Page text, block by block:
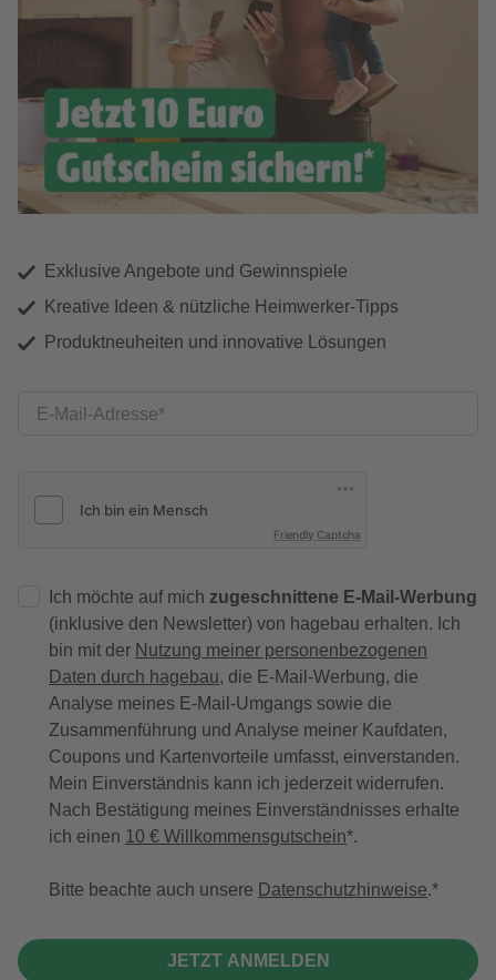
Exklusive Angebote und Gewinnspiele
Kreative Ideen & nützliche Heimwerker-Tipps
Produktneuheiten und innovative Lösungen
E-Mail-Adresse
Friendly Captcha
Ich möchte auf mich zugeschnittene E-Mail-Werbung
(inklusive den Newsletter) von hagebau erhalten. Ich
bin mit der Nutzung meiner personenbezogenen
Daten durch hagebau, die E-Mail-Werbung, die
Analyse meines E-Mail-Umgangs sowie die
Zusammenführung und Analyse meiner Kaufdaten,
Coupons und Kartenvorteile umfasst, einverstanden.
Mein Einverständnis kann ich jederzeit widerrufen.
Nach Bestätigung meines Einverständnisses erhalte
ich einen 10 € Willkommensgutschein*.
Bitte beachte auch unsere Datenschutzhinweise.
JETZT ANMELDEN